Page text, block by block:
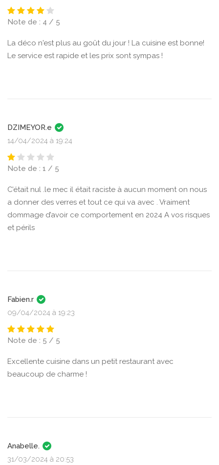
Note de : 4 / 5
La déco n'est plus au goût du jour ! La cuisine est bonne!
Le service est rapide et les prix sont sympas !
DZIMEYOR.e
14/04/2024 à 19:24
Note de : 1 / 5
C’était nul .le mec il était raciste à aucun moment on nous
a donner des verres et tout ce qui va avec . Vraiment
dommage d’avoir ce comportement en 2024 A vos risques
et périls
Fabien.r
09/04/2024 à 19:23
Note de : 5 / 5
Excellente cuisine dans un petit restaurant avec
beaucoup de charme !
Anabelle.
31/03/2024 à 20:53